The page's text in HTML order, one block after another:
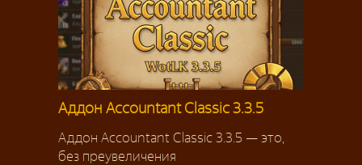
Аддон Accountant Classic 3.3.5
Аддон Accountant Classic 3.3.5 — это,
без преувеличения